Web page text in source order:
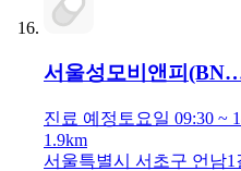
서울성모비앤피
진료 예정 토요일 09:30 ~
1.9km
서울특별시 서초구 언남1